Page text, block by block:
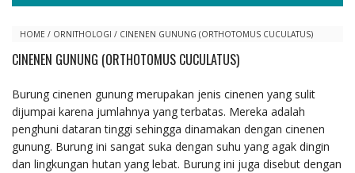
HOME / ORNITHOLOGI / CINENEN GUNUNG (ORTHOTOMUS CUCULATUS)
CINENEN GUNUNG (ORTHOTOMUS CUCULATUS)
Burung cinenen gunung merupakan jenis cinenen yang sulit
dijumpai karena jumlahnya yang terbatas. Mereka adalah
penghuni dataran tinggi sehingga dinamakan dengan cinenen
gunung. Burung ini sangat suka dengan suhu yang agak dingin
dan lingkungan hutan yang lebat. Burung ini juga disebut dengan